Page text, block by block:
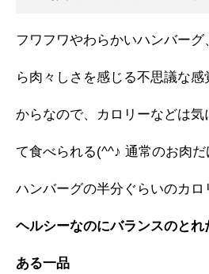
フワフワやわらかいハンバーグ
ら肉々しさを感じる不思議な感
からなので、カロリーなどは気
て食べられる(^^♪ 通常のお肉だ
ハンバーグの半分ぐらいのカロ
ヘルシーなのにバランスのとれ
ある一品